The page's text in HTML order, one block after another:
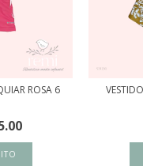
ROSA 6